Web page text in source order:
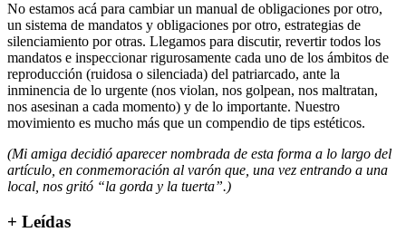
No estamos acá para cambiar un manual de obligaciones por otro,
un sistema de mandatos y obligaciones por otro, estrategias de
silenciamiento por otras. Llegamos para discutir, revertir todos los
mandatos e inspeccionar rigurosamente cada uno de los ámbitos de
reproducción (ruidosa o silenciada) del patriarcado, ante la
inminencia de lo urgente (nos violan, nos golpean, nos maltratan,
nos asesinan a cada momento) y de lo importante. Nuestro
movimiento es mucho más que un compendio de tips estéticos.
(Mi amiga decidió aparecer nombrada de esta forma a lo largo del
artículo, en conmemoración al varón que, una vez entrando a una
local, nos gritó “la gorda y la tuerta”.)
+ Leídas